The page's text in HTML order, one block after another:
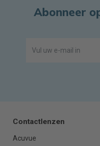
Abonneer
Contactlenzen
Acuvue